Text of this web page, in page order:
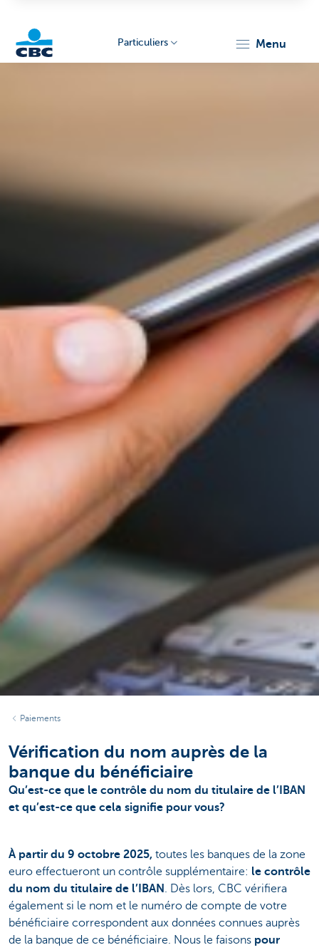
Particuliers menu
Paiements
Vérification du nom auprès de la
banque du bénéficiaire
Qu’est-ce que le contrôle du nom du titulaire de l’IBAN
et qu’est-ce que cela signifie pour vous?
À partir du 9 octobre 2025, toutes les banques de la zone
euro effectueront un contrôle supplémentaire: le contrôle
du nom du titulaire de l’IBAN . Dès lors, CBC vérifiera
également si le nom et le numéro de compte de votre
bénéficiaire correspondent aux données connues auprès
de la banque de ce bénéficiaire. Nous le faisons pour